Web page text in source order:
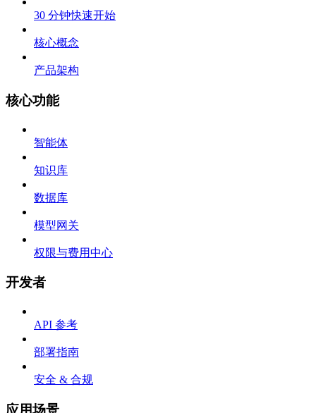
30 分钟快速开始
核心概念
产品架构
核心功能
智能体
知识库
数据库
模型网关
权限与费用中心
开发者
API 参考
部署指南
安全 & 合规
应用场景